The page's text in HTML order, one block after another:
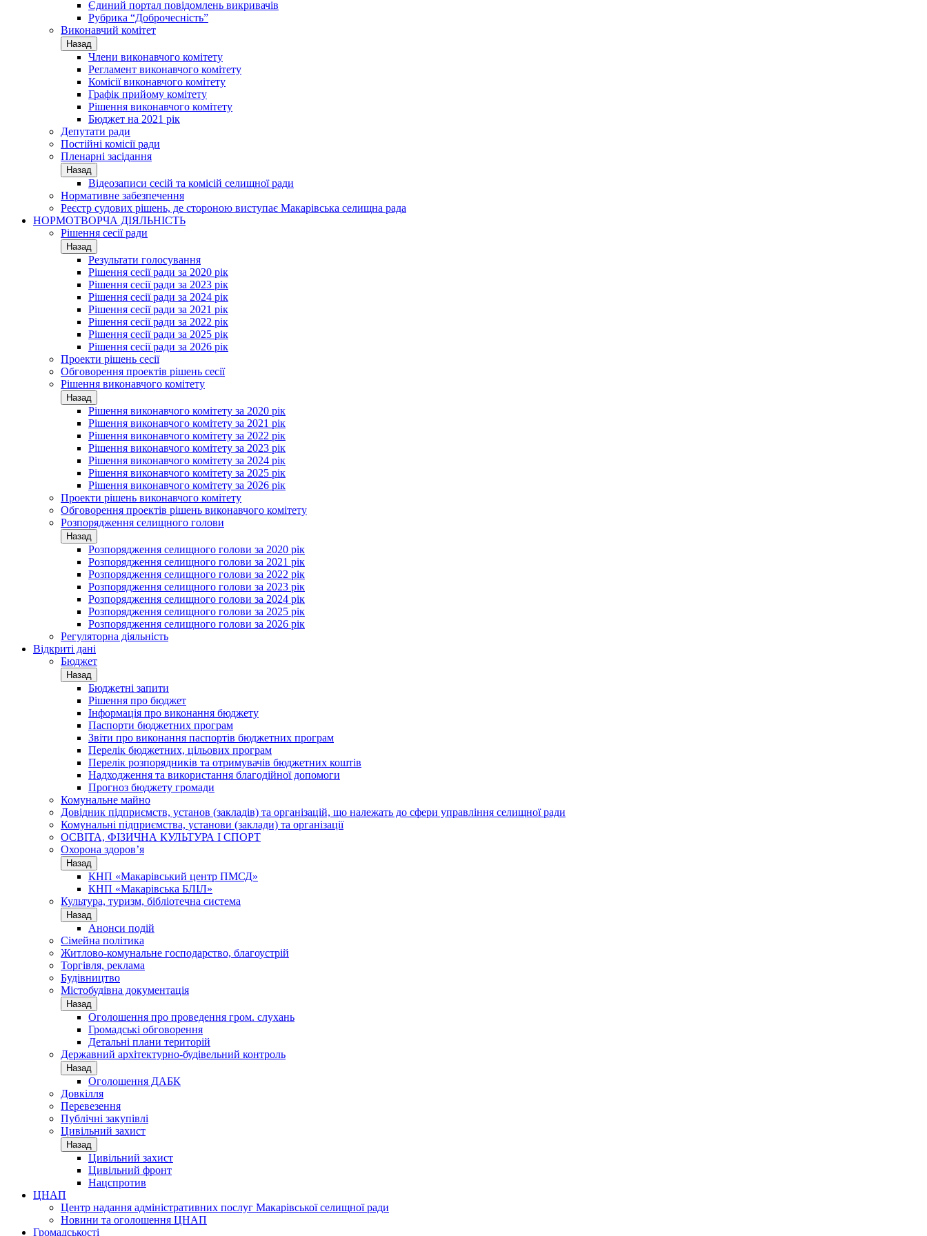
Єдиний портал повідомлень викривачів
Рубрика “Доброчесність”
Виконавчий комітет
Назад
Члени виконавчого комітету
Регламент виконавчого комітету
Комісії виконавчого комітету
Графік прийому комітету
Рішення виконавчого комітету
Бюджет на 2021 рік
Депутати ради
Постійні комісії ради
Пленарні засідання
Назад
Відеозаписи сесій та комісій селищної ради
Нормативне забезпечення
Реєстр судових рішень, де стороною виступає Макарівська селищна рада
НОРМОТВОРЧА ДІЯЛЬНІСТЬ
Рішення сесії ради
Назад
Результати голосування
Рішення сесії ради за 2020 рік
Рішення сесії ради за 2023 рік
Рішення сесії ради за 2024 рік
Рішення сесії ради за 2021 рік
Рішення сесії ради за 2022 рік
Рішення сесії ради за 2025 рік
Рішення сесії ради за 2026 рік
Проекти рішень сесії
Обговорення проектів рішень сесії
Рішення виконавчого комітету
Назад
Рішення виконавчого комітету за 2020 рік
Рішення виконавчого комітету за 2021 рік
Рішення виконавчого комітету за 2022 рік
Рішення виконавчого комітету за 2023 рік
Рішення виконавчого комітету за 2024 рік
Рішення виконавчого комітету за 2025 рік
Рішення виконавчого комітету за 2026 рік
Проекти рішень виконавчого комітету
Обговорення проектів рішень виконавчого комітету
Розпорядження селищного голови
Назад
Розпорядження селищного голови за 2020 рік
Розпорядження селищного голови за 2021 рік
Розпорядження селищного голови за 2022 рік
Розпорядження селищного голови за 2023 рік
Розпорядження селищного голови за 2024 рік
Розпорядження селищного голови за 2025 рік
Розпорядження селищного голови за 2026 рік
Регуляторна діяльність
Відкриті дані
Бюджет
Назад
Бюджетні запити
Рішення про бюджет
Інформація про виконання бюджету
Паспорти бюджетних програм
Звіти про виконання паспортів бюджетних програм
Перелік бюджетних, цільових програм
Перелік розпорядників та отримувачів бюджетних коштів
Надходження та використання благодійної допомоги
Прогноз бюджету громади
Комунальне майно
Довідник підприємств, установ (закладів) та організацій, що належать до сфери управління селищної ради
Комунальні підприємства, установи (заклади) та організації
ОСВІТА, ФІЗИЧНА КУЛЬТУРА І СПОРТ
Охорона здоров’я
Назад
КНП «Макарівський центр ПМСД»
КНП «Макарівська БЛІЛ»
Культура, туризм, бібліотечна система
Назад
Анонси подій
Сімейна політика
Житлово-комунальне господарство, благоустрій
Торгівля, реклама
Будівництво
Містобудівна документація
Назад
Оголошення про проведення гром. слухань
Громадські обговорення
Детальні плани територій
Державний архітектурно-будівельний контроль
Назад
Оголошення ДАБК
Довкілля
Перевезення
Публічні закупівлі
Цивільний захист
Назад
Цивільний захист
Цивільний фронт
Нацспротив
ЦНАП
Центр надання адміністративних послуг Макарівської селищної ради
Новини та оголошення ЦНАП
Громадськості